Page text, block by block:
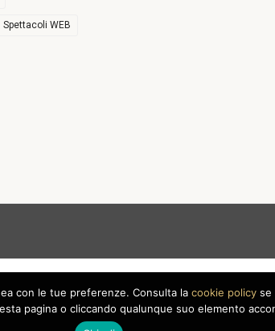
Spettacoli WEB
con le tue preferenze. Consulta la cookie policy se
pagina o cliccando qualunque suo elemento